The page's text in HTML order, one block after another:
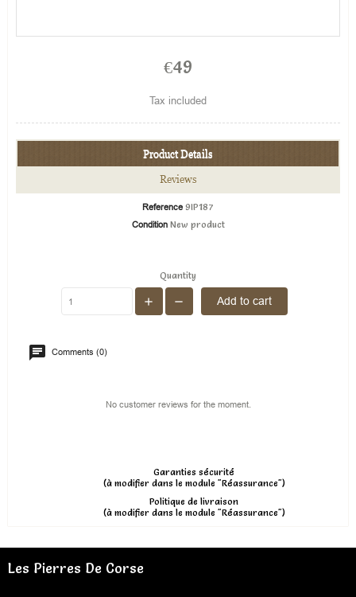
€49
Tax included
Product Details
Reviews
Reference 9IP187
Condition New product
Quantity
Add to cart
Comments (0)
No customer reviews for the moment.
Garanties sécurité
(à modifier dans le module "Réassurance")
Politique de livraison
(à modifier dans le module "Réassurance")
Les Pierres De Corse